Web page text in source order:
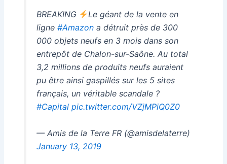
BREAKING
Le géant de la vente en
ligne #Amazona détruit près de 300
000 objets neufs en 3 mois dans son
entrepôt de Chalon-sur-Saône. Au total
3,2 millions de produits neufs auraient
pu être ainsi gaspillés sur les 5 sites
français, un véritable scandale ?
#Capital pic.twitter.com/VZjMPiQ0Z0
— Amis de la Terre FR (@amisdelaterre)
January 13, 2019